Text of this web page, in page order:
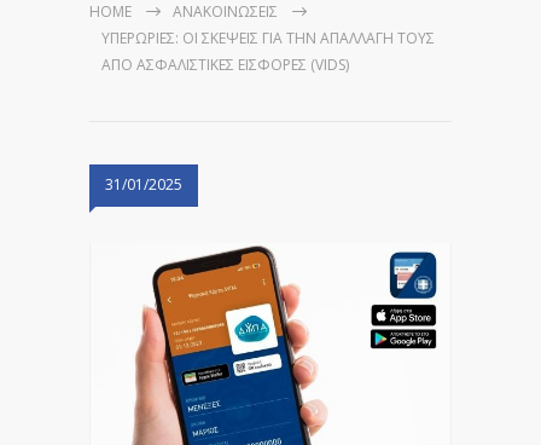
HOME
ΑΝΑΚΟΙΝΏΣΕΙΣ
ΥΠΕΡΩΡΊΕΣ: ΟΙ ΣΚΈΨΕΙΣ ΓΙΑ ΤΗΝ ΑΠΑΛΛΑΓΉ ΤΟΥΣ
ΑΠΌ ΑΣΦΑΛΙΣΤΙΚΈΣ ΕΙΣΦΟΡΈΣ (VIDS)
31/01/2025